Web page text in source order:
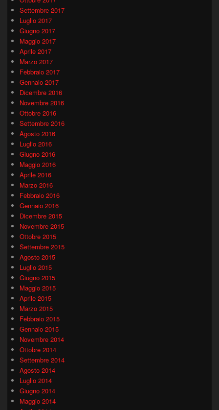
Settembre 2017
Luglio 2017
Giugno 2017
Maggio 2017
Aprile 2017
Marzo 2017
Febbraio 2017
Gennaio 2017
Dicembre 2016
Novembre 2016
Ottobre 2016
Settembre 2016
Agosto 2016
Luglio 2016
Giugno 2016
Maggio 2016
Aprile 2016
Marzo 2016
Febbraio 2016
Gennaio 2016
Dicembre 2015
Novembre 2015
Ottobre 2015
Settembre 2015
Agosto 2015
Luglio 2015
Giugno 2015
Maggio 2015
Aprile 2015
Marzo 2015
Febbraio 2015
Gennaio 2015
Novembre 2014
Ottobre 2014
Settembre 2014
Agosto 2014
Luglio 2014
Giugno 2014
Maggio 2014